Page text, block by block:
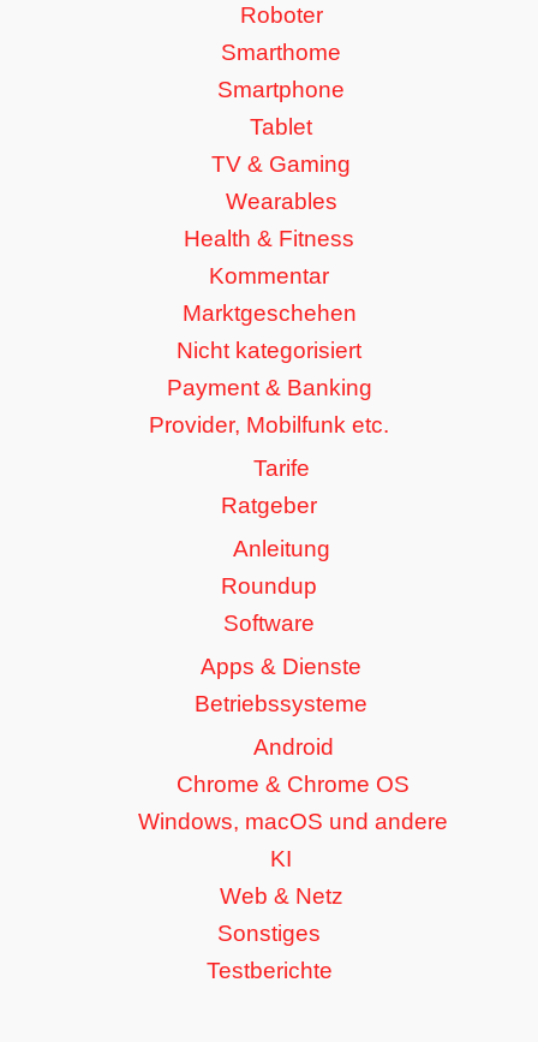
Roboter
Smarthome
Smartphone
Tablet
TV & Gaming
Wearables
Health & Fitness
Kommentar
Marktgeschehen
Nicht kategorisiert
Payment & Banking
Provider, Mobilfunk etc.
Tarife
Ratgeber
Anleitung
Roundup
Software
Apps & Dienste
Betriebssysteme
Android
Chrome & Chrome OS
Windows, macOS und andere
KI
Web & Netz
Sonstiges
Testberichte